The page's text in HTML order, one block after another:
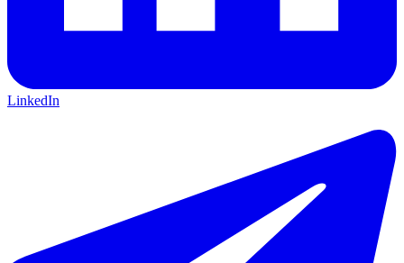
LinkedIn